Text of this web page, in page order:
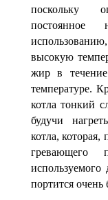
поскольку
высокую
жир в
температуре.
котла тонкий
будучи
котла, которая,
портится очень